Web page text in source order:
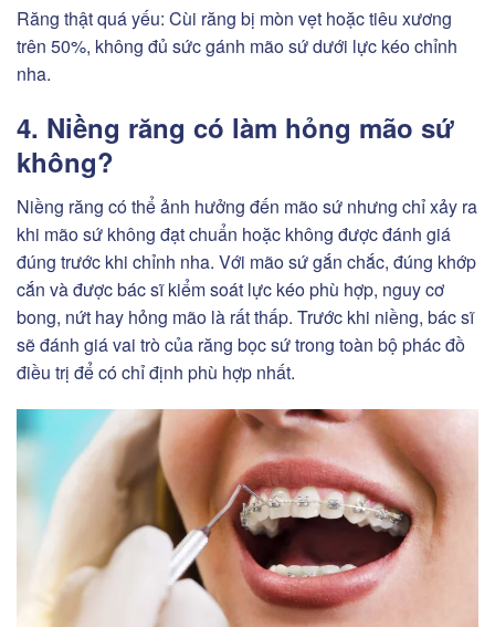
Răng thật quá yếu: Cùi răng bị mòn vẹt hoặc tiêu xương
trên 50%, không đủ sức gánh mão sứ dưới lực kéo chỉnh
nha.
4. Niềng răng có làm hỏng mão sứ
không?
Niềng răng có thể ảnh hưởng đến mão sứ nhưng chỉ xảy ra
khi mão sứ không đạt chuẩn hoặc không được đánh giá
đúng trước khi chỉnh nha. Với mão sứ gắn chắc, đúng khớp
cắn và được bác sĩ kiểm soát lực kéo phù hợp, nguy cơ
bong, nứt hay hỏng mão là rất thấp. Trước khi niềng, bác sĩ
sẽ đánh giá vai trò của răng bọc sứ trong toàn bộ phác đồ
điều trị để có chỉ định phù hợp nhất.